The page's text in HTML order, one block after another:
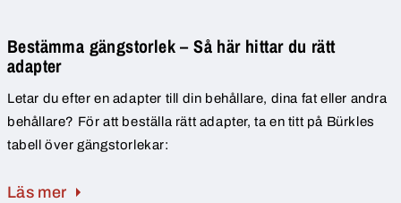
Bestämma gängstorlek – Så här hittar du rätt
adapter
Letar du efter en adapter till din behållare, dina fat eller andra
behållare? För att beställa rätt adapter, ta en titt på Bürkles
tabell över gängstorlekar:
Läs mer